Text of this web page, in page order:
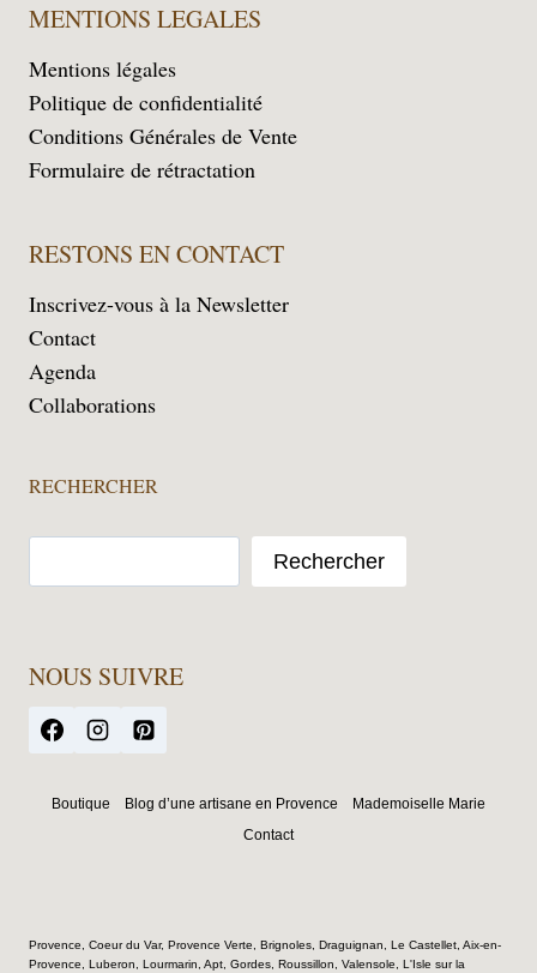
MENTIONS LEGALES
Mentions légales
Politique de confidentialité
Conditions Générales de Vente
Formulaire de rétractation
RESTONS EN CONTACT
Inscrivez-vous à la Newsletter
Contact
Agenda
Collaborations
RECHERCHER
Rechercher
NOUS SUIVRE
Boutique Blog d’une artisane en Provence
Mademoiselle Marie
Contact
Provence, Coeur du Var, Provence Verte, Brignoles, Draguignan, Le Castellet, Aix-en-
Provence, Luberon, Lourmarin, Apt, Gordes, Roussillon, Valensole, L'Isle sur la